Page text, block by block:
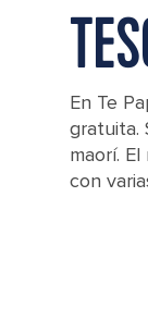
En Te
gratuita.
maorí.
con